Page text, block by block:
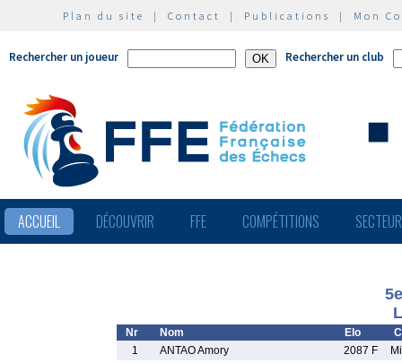
Plan du site | Contact | Publications | Mon
Rechercher un joueur Rechercher un club
ACCUEIL DÉCOUVRIR FFE COMPÉTITIONS
Nr Nom Elo
1
ANTAO Amory 2087 F